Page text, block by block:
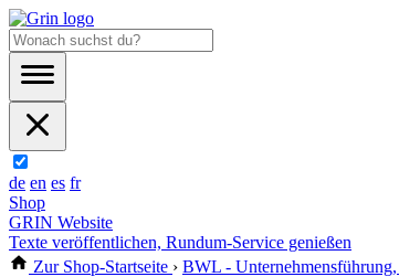
de en es fr
Shop
GRIN Website
Texte veröffentlichen, Rundum-Service genießen
Zur Shop-Startseite › BWL -